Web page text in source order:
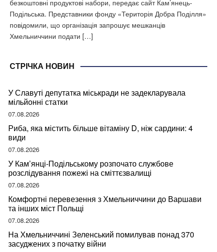
безкоштовні продуктові набори, передає сайт Кам’янець-
Подільська. Представники фонду «Територія Добра Поділля»
повідомили, що організація запрошує мешканців
Хмельниччини подати […]
СТРІЧКА НОВИН
У Славуті депутатка міськради не задекларувала
мільйонні статки
07.08.2026
Риба, яка містить більше вітаміну D, ніж сардини: 4
види
07.08.2026
У Кам’янці-Подільському розпочато службове
розслідування пожежі на сміттєзвалищі
07.08.2026
Комфортні перевезення з Хмельниччини до Варшави
та інших міст Польщі
07.08.2026
На Хмельниччині Зеленський помилував понад 370
засуджених з початку війни